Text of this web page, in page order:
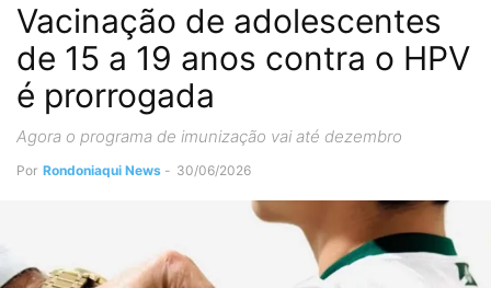
Vacinação de adolescentes
de 15 a 19 anos contra o HPV
é prorrogada
Agora o programa de imunização vai até dezembro
Por Rondoniaqui News - 30/06/2026